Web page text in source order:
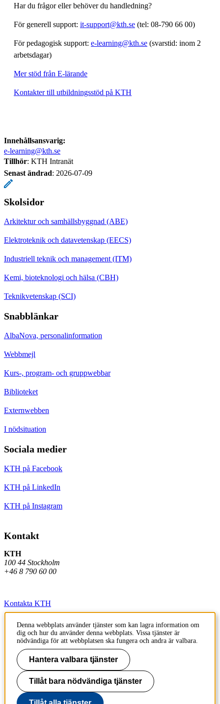
Har du frågor eller behöver du handledning?
För generell support: it-support@kth.se (tel: 08-790 66 00)
För pedagogisk support: e-learning@kth.se (svarstid: inom 2
arbetsdagar)
Mer stöd från E-lärande
Kontakter till utbildningsstöd på KTH
Innehållsansvarig:
e-learning@kth.se
Tillhör: KTH Intranät
Senast ändrad: 2026-07-09
Skolsidor
Arkitektur och samhällsbyggnad (ABE)
Elektroteknik och datavetenskap (EECS)
Industriell teknik och management (ITM)
Kemi, bioteknologi och hälsa (CBH)
Teknikvetenskap (SCI)
Snabblänkar
AlbaNova, personalinformation
Webbmejl
Kurs-, program- och gruppwebbar
Biblioteket
Externwebben
I nödsituation
Sociala medier
KTH på Facebook
KTH på LinkedIn
KTH på Instagram
Kontakt
KTH
100 44 Stockholm
+46 8 790 60 00
Kontakta KTH
Jobba på KTH
Press och media
Faktura och betalning KTH
Om KTH:s webbplatser
Tillgänglighetsredogörelse
Denna webbplats använder tjänster som kan lagra information om
dig och hur du använder denna webbplats. Vissa tjänster är
nödvändiga för att webbplatsen ska fungera och andra är valbara.
Hantera valbara tjänster
Tillåt bara nödvändiga tjänster